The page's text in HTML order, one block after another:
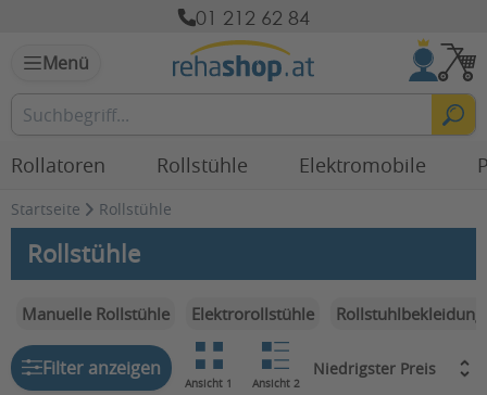
01 212 62 84
Menü
Rollatoren Rollstühle Elektromobile
Startseite Rollstühle
Rollstühle
Manuelle Rollstühle Elektrorollstühle Rollstuhlbekleidung
Filter anzeigen
Ansicht 1 Ansicht 2